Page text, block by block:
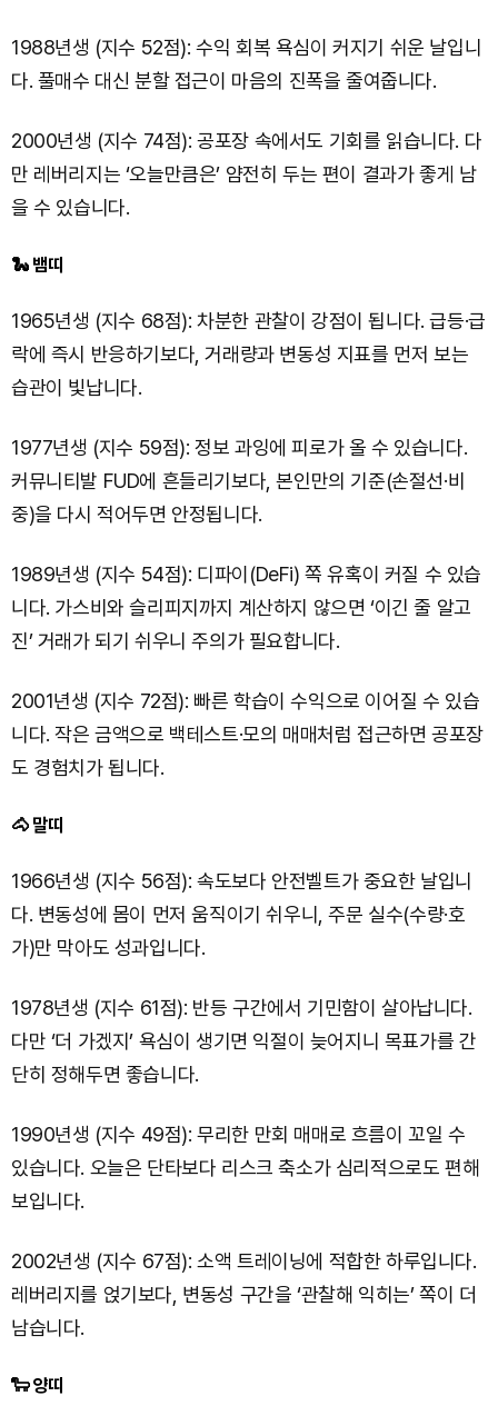
1988년생 (지수 52점): 수익 회복 욕심이 커지기 쉬운 날입니
다. 풀매수 대신 분할 접근이 마음의 진폭을 줄여줍니다.
2000년생 (지수 74점): 공포장 속에서도 기회를 읽습니다. 다
만 레버리지는 ‘오늘만큼은’ 얌전히 두는 편이 결과가 좋게 남
을 수 있습니다.
🐍 뱀띠
1965년생 (지수 68점): 차분한 관찰이 강점이 됩니다. 급등·급
락에 즉시 반응하기보다, 거래량과 변동성 지표를 먼저 보는
습관이 빛납니다.
1977년생 (지수 59점): 정보 과잉에 피로가 올 수 있습니다.
커뮤니티발 FUD에 흔들리기보다, 본인만의 기준(손절선·비
중)을 다시 적어두면 안정됩니다.
1989년생 (지수 54점): 디파이(DeFi) 쪽 유혹이 커질 수 있습
니다. 가스비와 슬리피지까지 계산하지 않으면 ‘이긴 줄 알고
진’ 거래가 되기 쉬우니 주의가 필요합니다.
2001년생 (지수 72점): 빠른 학습이 수익으로 이어질 수 있습
니다. 작은 금액으로 백테스트·모의 매매처럼 접근하면 공포장
도 경험치가 됩니다.
🐴 말띠
1966년생 (지수 56점): 속도보다 안전벨트가 중요한 날입니
다. 변동성에 몸이 먼저 움직이기 쉬우니, 주문 실수(수량·호
가)만 막아도 성과입니다.
1978년생 (지수 61점): 반등 구간에서 기민함이 살아납니다.
다만 ‘더 가겠지’ 욕심이 생기면 익절이 늦어지니 목표가를 간
단히 정해두면 좋습니다.
1990년생 (지수 49점): 무리한 만회 매매로 흐름이 꼬일 수
있습니다. 오늘은 단타보다 리스크 축소가 심리적으로도 편해
보입니다.
2002년생 (지수 67점): 소액 트레이닝에 적합한 하루입니다.
레버리지를 얹기보다, 변동성 구간을 ‘관찰해 익히는’ 쪽이 더
남습니다.
🐑 양띠